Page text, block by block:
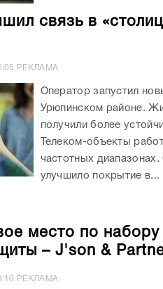
связь в
РЕКЛАМА
Оператор запустил
Урюпинском районе.
получили более
Телеком-объекты
частотных
улучшило покрытие в...
место по
– J'son &
РЕКЛАМА